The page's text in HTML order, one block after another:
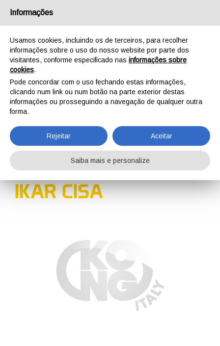
EVENTOS
05-10 OUTUBRO 2014
IKAR CISA
Informações
Usamos cookies, incluindo os de terceiros, para recolher
informações sobre o uso do nosso website por parte dos
visitantes, conforme especificado nas informações sobre
cookies.
Pode concordar com o uso fechando estas informações,
clicando num link ou num botão na parte exterior destas
informações ou prosseguindo a navegação de qualquer outra
forma.
Rejeitar Aceitar
Saiba mais e personalize